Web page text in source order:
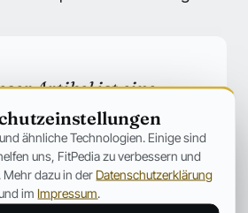
Artikel ist eine
Einordnung und keine
Kaufempfehlung.
sind in Deutschland
ähnliche Technologien. Einige sind
uns, FitPedia zu verbessern und
Mehr dazu in der Datenschutzerklärung
im Impressum